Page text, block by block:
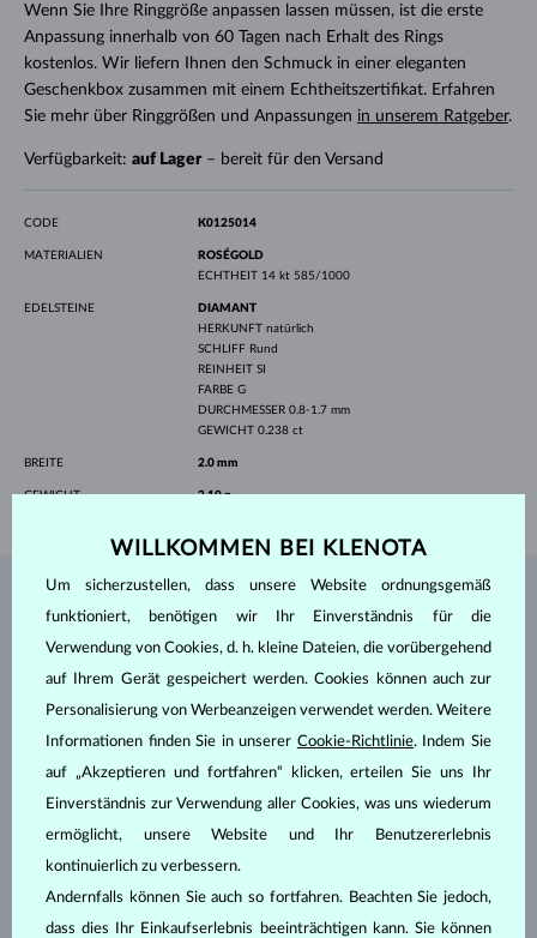
Wenn Sie Ihre Ringgröße anpassen lassen müssen, ist die erste
Anpassung innerhalb von 60 Tagen nach Erhalt des Rings
kostenlos. Wir liefern Ihnen den Schmuck in einer eleganten
Geschenkbox zusammen mit einem Echtheitszertifikat. Erfahren
Sie mehr über Ringgrößen und Anpassungen in unserem Ratgeber.
Verfügbarkeit: auf Lager– bereit für den Versand
CODE K0125014
MATERIALIEN
ROSÉGOLD
ECHTHEIT 14 kt 585/1000
EDELSTEINE
DIAMANT
HERKUNFT natürlich
SCHLIFF Rund
REINHEIT SI
FARBE G
DURCHMESSER 0.8-1.7 mm
GEWICHT 0.238 ct
BREITE 2.0 mm
GEWICHT 2.10 g
SCHMUCK AUS DEM KLENOTA ATELIER
WILLKOMMEN BEI KLENOTA
Um sicherzustellen, dass unsere Website ordnungsgemäß
funktioniert, benötigen wir Ihr Einverständnis für die
Verwendung von Cookies, d. h. kleine Dateien, die vorübergehend
auf Ihrem Gerät gespeichert werden. Cookies können auch zur
Personalisierung von Werbeanzeigen verwendet werden. Weitere
Informationen finden Sie in unserer Cookie-Richtlinie. Indem Sie
auf „Akzeptieren und fortfahren“ klicken, erteilen Sie uns Ihr
Einverständnis zur Verwendung aller Cookies, was uns wiederum
ermöglicht, unsere Website und Ihr Benutzererlebnis
kontinuierlich zu verbessern.
Andernfalls können Sie auch so fortfahren. Beachten Sie jedoch,
dass dies Ihr Einkaufserlebnis beeinträchtigen kann. Sie können